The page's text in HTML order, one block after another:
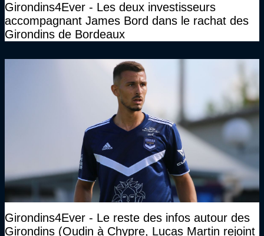
Girondins4Ever - Les deux investisseurs
accompagnant James Bord dans le rachat des
Girondins de Bordeaux
Girondins4Ever - Le reste des infos autour des
Girondins (Oudin à Chypre, Lucas Martin rejoint